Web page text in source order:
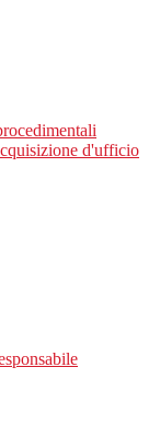
d'ufficio